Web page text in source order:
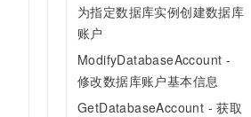
为指定数据库实例创建数据库
账户
ModifyDatabaseAccount -
修改数据库账户基本信息
GetDatabaseAccount - 获取